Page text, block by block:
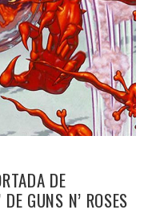
DE
GUNS N’ ROSES